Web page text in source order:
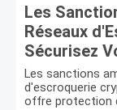
Les
Réseaux
Sécurisez
avec l'E-
Les sanctions
d'escroquerie
offre protection